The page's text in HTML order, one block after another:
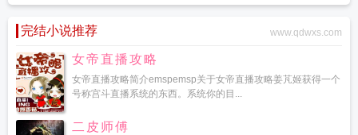
完结小说推荐 www.qdwxs.com
女帝直播攻略
女帝直播攻略简介emspemsp关于女帝直播攻略姜芃姬获得一个
号称宫斗直播系统的东西。系统你的目...
二皮师傅